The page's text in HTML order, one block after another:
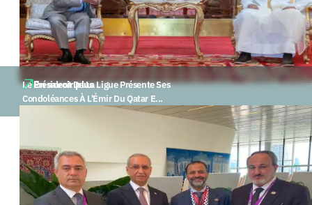
Le Président De La Ligue Présente Ses
Condoléances À L'Émir Du Qatar E...
En savoir plus